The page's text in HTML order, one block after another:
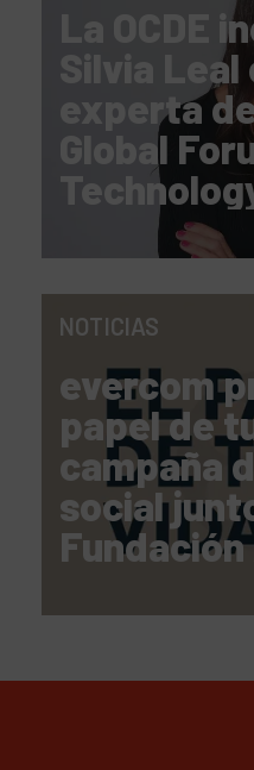
La OCDE
Silvia
experta
Global
NOTICIAS
evercom
papel de
campaña
social